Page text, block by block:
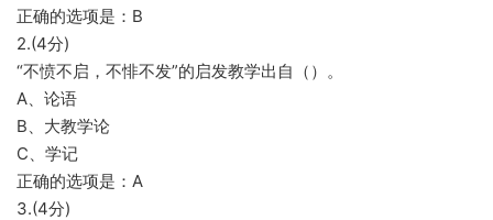
正确的选项是：B
2.(4分)
“不愤不启，不悱不发”的启发教学出自（）。
A、论语
B、大教学论
C、学记
正确的选项是：A
3.(4分)